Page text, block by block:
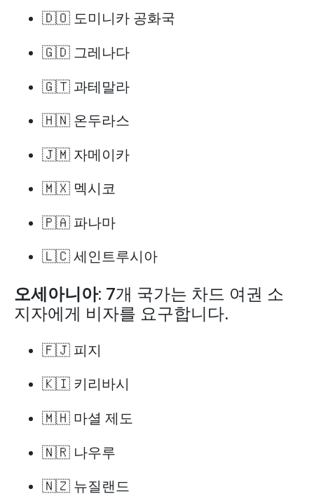
🇩🇴 도미니카 공화국
🇬🇩 그레나다
🇬🇹 과테말라
🇭🇳 온두라스
🇯🇲 자메이카
🇲🇽 멕시코
🇵🇦 파나마
🇱🇨 세인트루시아
오세아니아: 7개 국가는 차드 여권 소
지자에게 비자를 요구합니다.
🇫🇯 피지
🇰🇮 키리바시
🇲🇭 마셜 제도
🇳🇷 나우루
🇳🇿 뉴질랜드